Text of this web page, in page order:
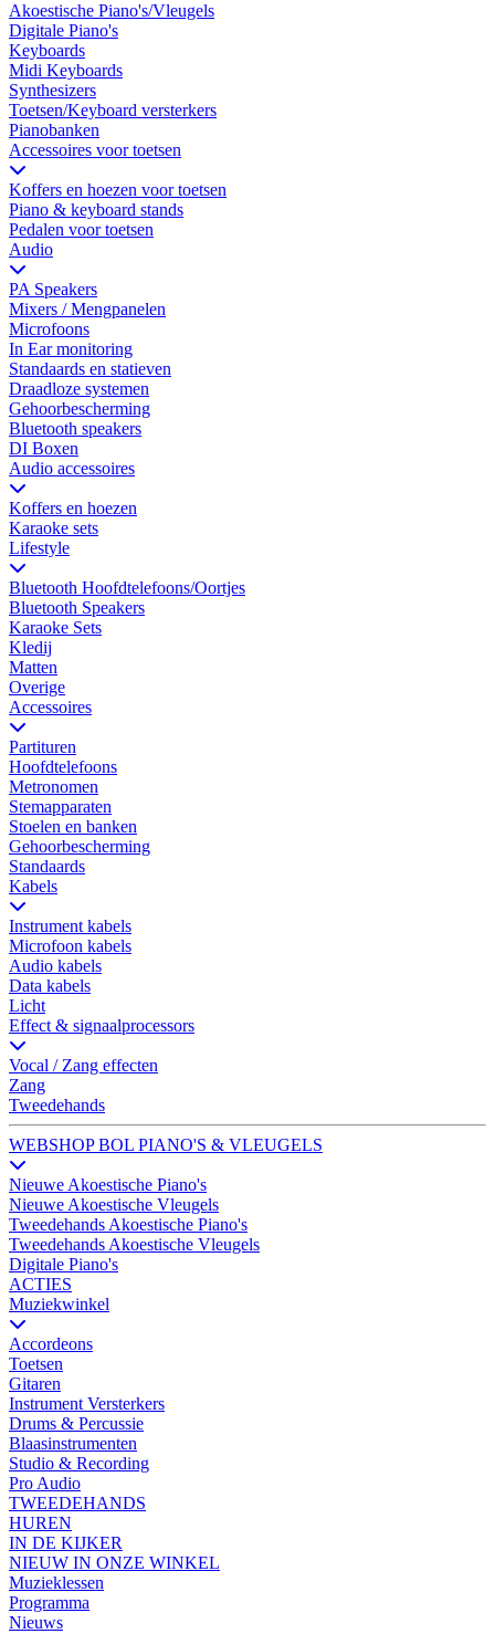
Akoestische Piano's/Vleugels
Digitale Piano's
Keyboards
Midi Keyboards
Synthesizers
Toetsen/Keyboard versterkers
Pianobanken
Accessoires voor toetsen
Koffers en hoezen voor toetsen
Piano & keyboard stands
Pedalen voor toetsen
Audio
PA Speakers
Mixers / Mengpanelen
Microfoons
In Ear monitoring
Standaards en statieven
Draadloze systemen
Gehoorbescherming
Bluetooth speakers
DI Boxen
Audio accessoires
Koffers en hoezen
Karaoke sets
Lifestyle
Bluetooth Hoofdtelefoons/Oortjes
Bluetooth Speakers
Karaoke Sets
Kledij
Matten
Overige
Accessoires
Partituren
Hoofdtelefoons
Metronomen
Stemapparaten
Stoelen en banken
Gehoorbescherming
Standaards
Kabels
Instrument kabels
Microfoon kabels
Audio kabels
Data kabels
Licht
Effect & signaalprocessors
Vocal / Zang effecten
Zang
Tweedehands
WEBSHOP BOL PIANO'S & VLEUGELS
Nieuwe Akoestische Piano's
Nieuwe Akoestische Vleugels
Tweedehands Akoestische Piano's
Tweedehands Akoestische Vleugels
Digitale Piano's
ACTIES
Muziekwinkel
Accordeons
Toetsen
Gitaren
Instrument Versterkers
Drums & Percussie
Blaasinstrumenten
Studio & Recording
Pro Audio
TWEEDEHANDS
HUREN
IN DE KIJKER
NIEUW IN ONZE WINKEL
Muzieklessen
Programma
Nieuws